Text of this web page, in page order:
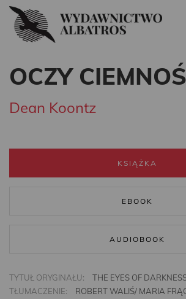
OCZY
Dean Koontz
KSIĄŻKA
EBOOK
AUDIOBOOK
TYTUŁ ORYGINAŁU:
THE EYES OF
TŁUMACZENIE:
ROBERT WALIŚ/ MARIA